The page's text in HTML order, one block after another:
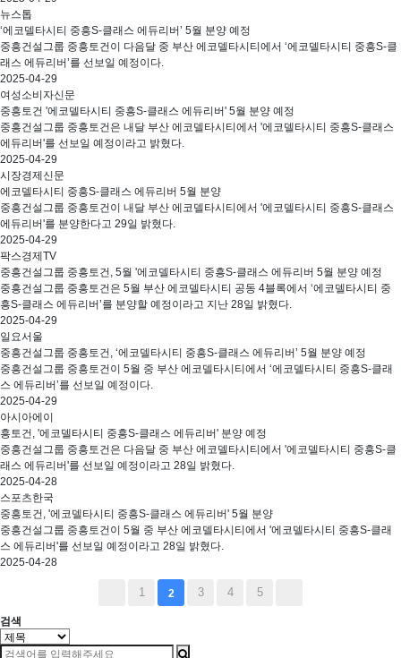
뉴스톱
‘에코델타시티 중흥S-클래스 에듀리버’ 5월 분양 예정
중흥건설그룹 중흥토건이 다음달 중 부산 에코델타시티에서 ‘에코델타시티 중흥S-클
래스 에듀리버’를 선보일 예정이다.
2025-04-29
여성소비자신문
중흥토건 '에코델타시티 중흥S-클래스 에듀리버' 5월 분양 예정
중흥건설그룹 중흥토건은 내달 부산 에코델타시티에서 '에코델타시티 중흥S-클래스
에듀리버'를 선보일 예정이라고 밝혔다.
2025-04-29
시장경제신문
에코델타시티 중흥S-클래스 에듀리버 5월 분양
중흥건설그룹 중흥토건이 내달 부산 에코델타시티에서 '에코델타시티 중흥S-클래스
에듀리버'를 분양한다고 29일 밝혔다.
2025-04-29
팍스경제TV
중흥건설그룹 중흥토건, 5월 '에코델타시티 중흥S-클래스 에듀리버 5월 분양 예정
중흥건설그룹 중흥토건은 5월 부산 에코델타시티 공동 4블록에서 ‘에코델타시티 중
흥S-클래스 에듀리버’를 분양할 예정이라고 지난 28일 밝혔다.
2025-04-29
일요서울
중흥건설그룹 중흥토건, ‘에코델타시티 중흥S-클래스 에듀리버’ 5월 분양 예정
중흥건설그룹 중흥토건이 5월 중 부산 에코델타시티에서 ‘에코델타시티 중흥S-클래
스 에듀리버’를 선보일 예정이다.
2025-04-29
아시아에이
흥토건, '에코델타시티 중흥S-클래스 에듀리버' 분양 예정
중흥건설그룹 중흥토건은 다음달 중 부산 에코델타시티에서 '에코델타시티 중흥S-클
래스 에듀리버'를 선보일 예정이라고 28일 밝혔다.
2025-04-28
스포츠한국
중흥토건, '에코델타시티 중흥S-클래스 에듀리버' 5월 분양
중흥건설그룹 중흥토건이 5월 중 부산 에코델타시티에서 '에코델타시티 중흥S-클래
스 에듀리버'를 선보일 예정이라고 28일 밝혔다.
2025-04-28
1 2 3 4 5
검색